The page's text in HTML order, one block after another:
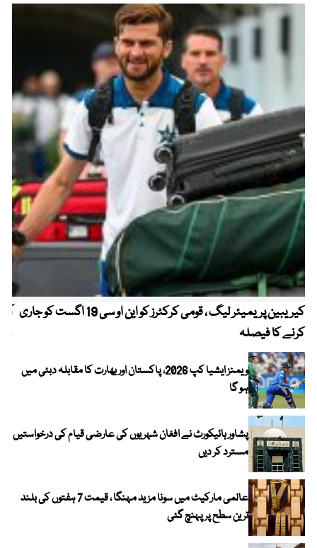
کیریبین پریمیئر لیگ ، قومی کرکٹرز کو این او سی 19 اگست کو جاری
کرنے کا فیصلہ
ویمنز ایشیا کپ 2026، پاکستان اور بھارت کا مقابلہ دبئی میں
ہو گا
پشاور ہائیکورٹ نے افغان شہریوں کی عارضی قیام کی درخواستیں
مسترد کر دیں
عالمی مارکیٹ میں سونا مزید مہنگا ، قیمت 7 ہفتوں کی بلند
ترین سطح پر پہنچ گئی